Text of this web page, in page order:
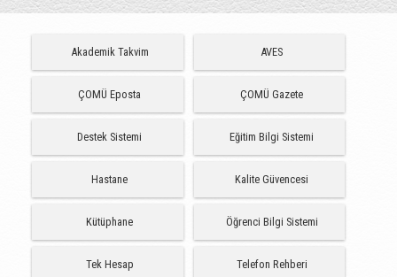
Akademik Takvim AVES
ÇOMÜ Eposta ÇOMÜ Gazete
Destek Sistemi Eğitim Bilgi Sistemi
Hastane Kalite Güvencesi
Kütüphane Öğrenci Bilgi Sistemi
Tek Hesap Telefon Rehberi